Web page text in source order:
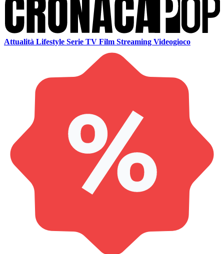
Attualità Lifestyle Serie TV Film Streaming Videogioco